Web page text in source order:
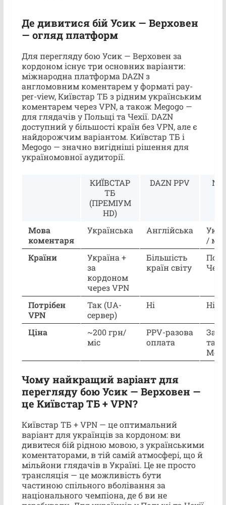
Де дивитися бій Усик — Верховен
— огляд платформ
Для перегляду бою Усик — Верховен за
кордоном існує три основних варіанти:
міжнародна платформа DAZN з
англомовним коментарем у форматі pay-
per-view, Київстар ТБ з рідним українським
коментарем через VPN, а також Megogo —
для глядачів у Польщі та Чехії. DAZN
доступний у більшості країн без VPN, але є
найдорожчим варіантом. Київстар ТБ і
Megogo — значно вигідніші рішення для
україномовної аудиторії.
КИЇВСТАР
ТБ
(ПРЕМІУМ
HD)
DAZN PPV
Мова
коментаря
Українська Англійська
/
Країни
Україна +
за
кордоном
через VPN
Більшість
країн світу
Потрібен
VPN
Так (UA-
сервер)
Ні Ні
Ціна
~200 грн/
міс
PPV-разова
оплата
За
Чому найкращий варіант для
перегляду бою Усик — Верховен —
це Київстар ТБ + VPN?
Київстар ТБ + VPN — це оптимальний
варіант для українців за кордоном: ви
дивитеся бій рідною мовою, з українськими
коментаторами, в тій самій атмосфері, що й
мільйони глядачів в Україні. Це не просто
трансляція — це можливість бути
частиною спільного вболівання за
національного чемпіона, де б ви не